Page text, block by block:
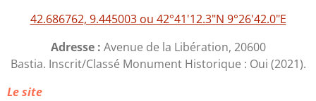
42.686762, 9.445003 ou 42°41'12.3"N 9°26'42.0"E
Adresse : Avenue de la Libération, 20600
Bastia. Inscrit/Classé Monument Historique : Oui (2021).
Le site